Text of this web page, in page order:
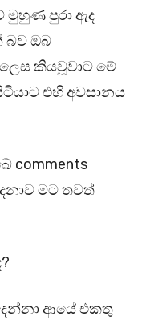
මුහුණ පුරා ඇද
බව ඔබ
කියවූවාට මේ
එහි අවසානය
මට තවත්
ආයේ එකතු